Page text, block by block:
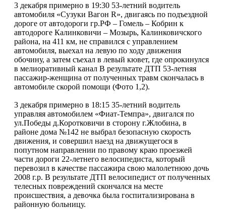
3 декабря примерно в 19:30 53-летний водитель
автомобиля «Сузуки Вагон R», двигаясь по подъездной
дороге от автодороги гр.РФ – Гомель – Кобрин к
автодороге Калинковичи – Мозырь, Калинковичского
района, на 411 км, не справился с управлением
автомобиля, выехал на левую по ходу движения
обочину, а затем съехал в левый кювет, где опрокинулся
в мелиоративный канал В результате ДТП 53-летняя
пассажир-женщина от полученных травм скончалась в
автомобиле скорой помощи (Фото 1,2).
3 декабря примерно в 18:15 35-летний водитель
управляя автомобилем «Фиат-Темпра», двигался по
ул.Победы д.Коротковичи в сторону г.Жлобина, в
районе дома №142 не выбрал безопасную скорость
движения, и совершил наезд на движущегося в
попутном направлении по правому краю проезжей
части дороги 22-летнего велосипедиста, который
перевозил в качестве пассажира свою малолетнюю дочь
2008 г.р. В результате ДТП велосипедист от полученных
телесных повреждений скончался на месте
происшествия, а девочка была госпитализирована в
районную больницу.